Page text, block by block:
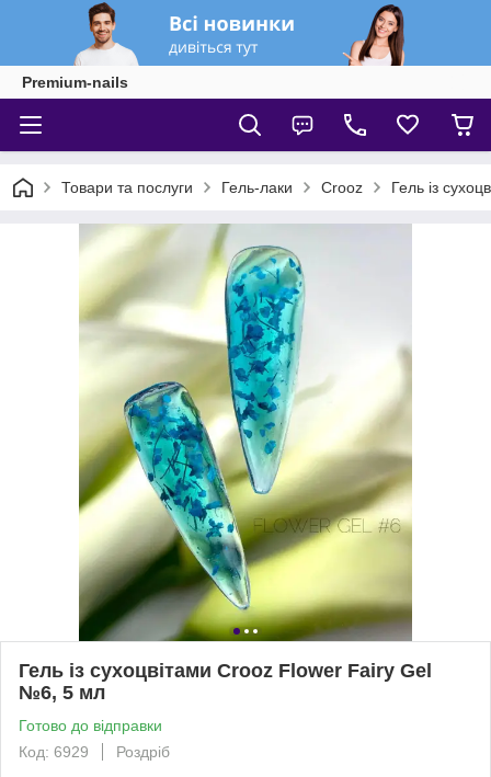
Premium-nails
Товари та послуги Гель-лаки Crooz Гель із
Гель із сухоцвітами Crooz Flower Fairy Gel
№6, 5 мл
Готово до відправки
Код: 6929
Роздріб